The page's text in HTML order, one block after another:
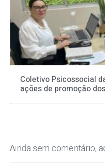
Coletivo Psicossocial
ações de promoção
Ainda sem comentário,